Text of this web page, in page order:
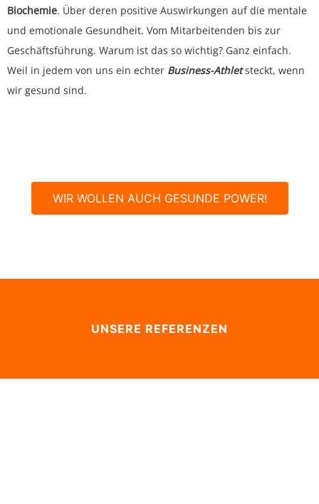
Biochemie. Über deren positive Auswirkungen auf die mentale
und emotionale Gesundheit. Vom Mitarbeitenden bis zur
Geschäftsführung. Warum ist das so wichtig? Ganz einfach.
Weil in jedem von uns ein echter Business-Athletsteckt, wenn
wir gesund sind.
WIR WOLLEN AUCH GESUNDE POWER!
UNSERE REFERENZEN